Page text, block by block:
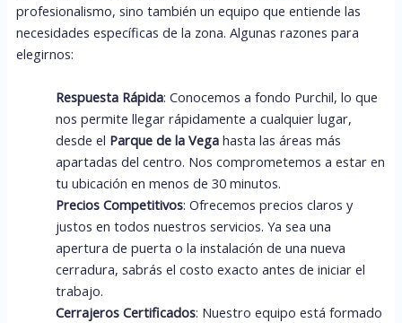
profesionalismo, sino también un equipo que entiende las
necesidades específicas de la zona. Algunas razones para
elegirnos:
Respuesta Rápida: Conocemos a fondo Purchil, lo que
nos permite llegar rápidamente a cualquier lugar,
desde el Parque de la Vegahasta las áreas más
apartadas del centro. Nos comprometemos a estar en
tu ubicación en menos de 30 minutos.
Precios Competitivos: Ofrecemos precios claros y
justos en todos nuestros servicios. Ya sea una
apertura de puerta o la instalación de una nueva
cerradura, sabrás el costo exacto antes de iniciar el
trabajo.
Cerrajeros Certificados: Nuestro equipo está formado